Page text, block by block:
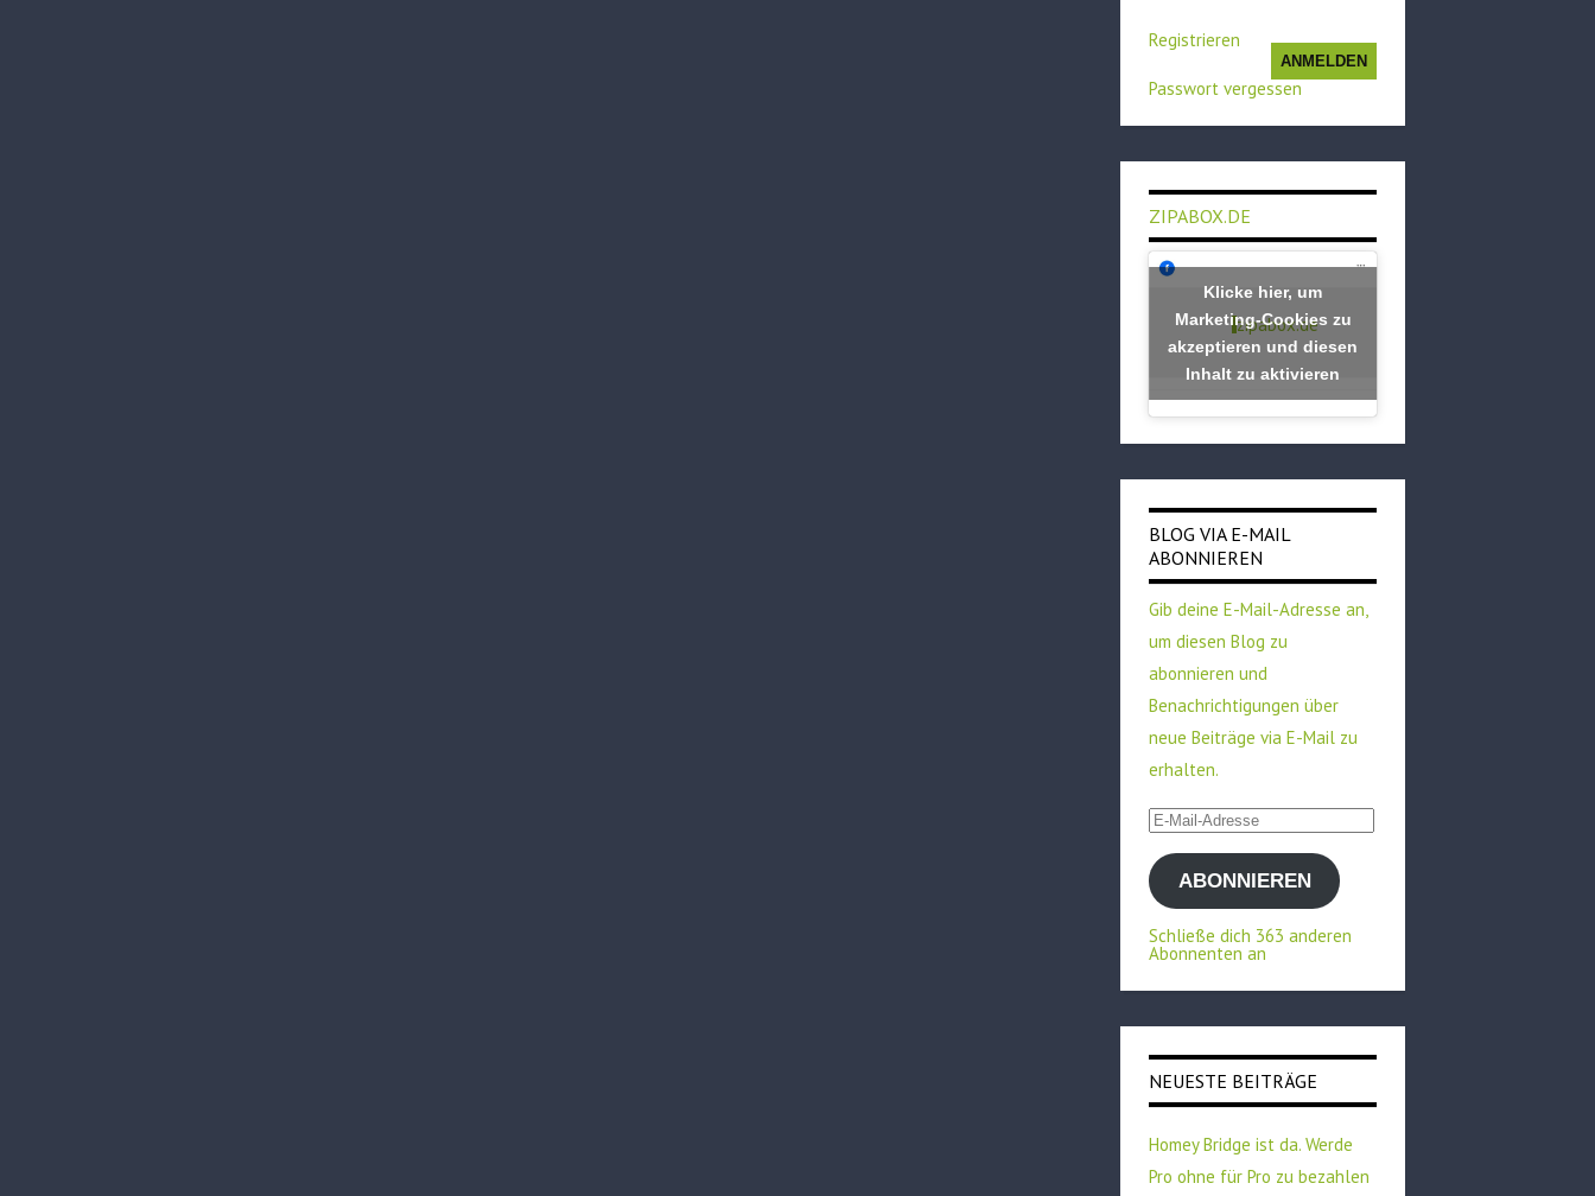
ANMELDEN
Registrieren
Passwort vergessen
ZIPABOX.DE
zipabox.de
Klicke hier, um
Marketing-Cookies zu
akzeptieren und diesen
Inhalt zu aktivieren
BLOG VIA E-MAIL
ABONNIEREN
Gib deine E-Mail-Adresse an,
um diesen Blog zu
abonnieren und
Benachrichtigungen über
neue Beiträge via E-Mail zu
erhalten.
E-
Mail-
AdresseABONNIEREN
Schließe dich 363 anderen
Abonnenten an
NEUESTE BEITRÄGE
Homey Bridge ist da. Werde
Pro ohne für Pro zu bezahlen